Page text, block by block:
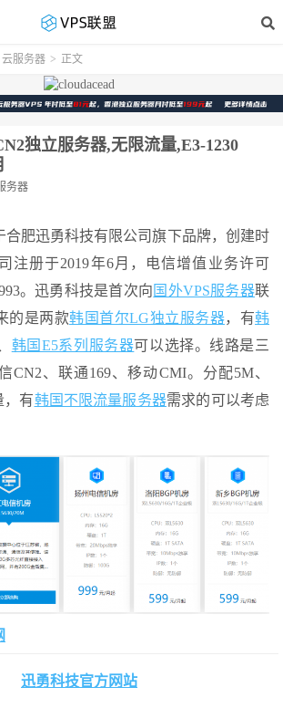
云服务器 > 正文
独立服务器,无限流量,E3-1230
务器
合肥迅勇科技有限公司旗下品牌，创建时
注册于2019年6月，电信增值业务许可
。迅勇科技是首次向 国外VPS服务器联
的是两款韩国首尔LG独立服务器，有韩
韩国E5系列服务器可以选择。线路是三
CN2、联通169、移动CMI。分配5M、
，有韩国不限流量服务器需求的可以考虑
迅勇科技官方网站